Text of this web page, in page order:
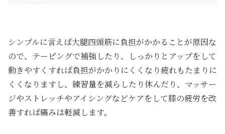
シンプルに言えば大腿四頭筋に負担がかかることが原因な
ので、テーピングで補強したり、しっかりとアップをして
動きやすくすれば負担がかかりにくくなり疲れもたまりに
くくなりますし、練習量を減らしたり休んだり、マッサー
ジやストレッチやアイシングなどケアをして膝の疲労を改
善すれば痛みは軽減します。